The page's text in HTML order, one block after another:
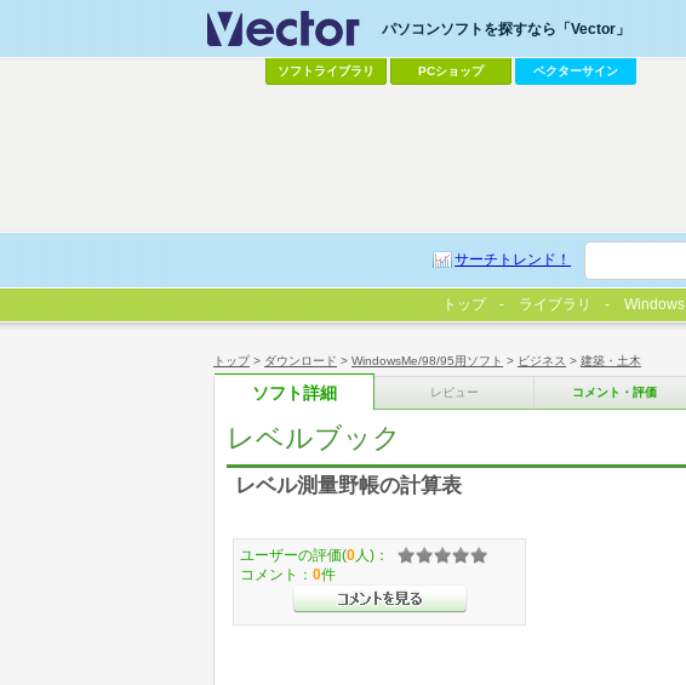
トップ> ダウンロード > WindowsMe/98/95用ソフト > ビジネス > 建築・土木
ソフト詳細 レビュー コメント・評価
レベルブック
レベル測量野帳の計算表
ユーザーの評価(0 人)：
コメント： 0件
パソコンソフトを探すなら「Vector」
ソフトライブラリ PCショップ ベクターサイン
サーチトレンド！
トップ ライブラリ Windows